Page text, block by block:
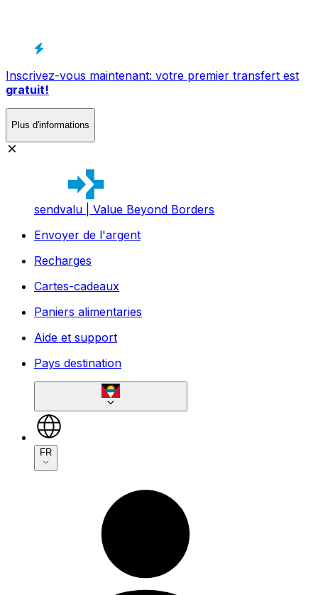
Inscrivez-vous maintenant: votre premier transfert est
gratuit!
Plus d'informations
sendvalu | Value Beyond Borders
Envoyer de l'argent
Recharges
Cartes-cadeaux
Paniers alimentaries
Aide et support
Pays destination
FR